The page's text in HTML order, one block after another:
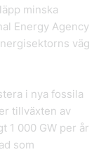
minska
Energy Agency
väg
i nya fossila
tillväxten av
1 000 GW per år
som